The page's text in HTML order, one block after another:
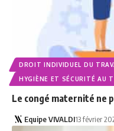
DROIT INDIVIDUEL DU
HYGIÈNE ET SÉCURITÉ AU
Le congé maternité ne
Equipe VIVALDI13 février